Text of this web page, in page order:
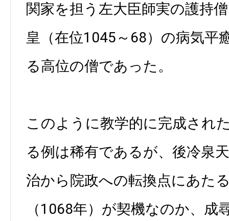
関家を担う左大臣師実の護持
皇（在位1045～68）の病気平
る高位の僧であった。
このように教学的に完成され
る例は稀有であるが、後冷泉
治から院政への転換点にあた
（1068年）が契機なのか、成